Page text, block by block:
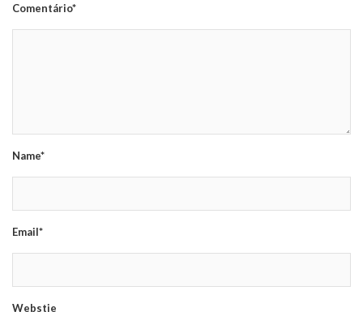
Comentário*
Name*
Email*
Webstie